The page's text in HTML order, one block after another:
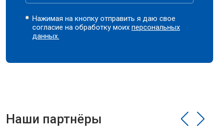
Нажимая на кнопку отправить я даю свое
согласие на обработку моихперсональных
данных.
Наши партнёры